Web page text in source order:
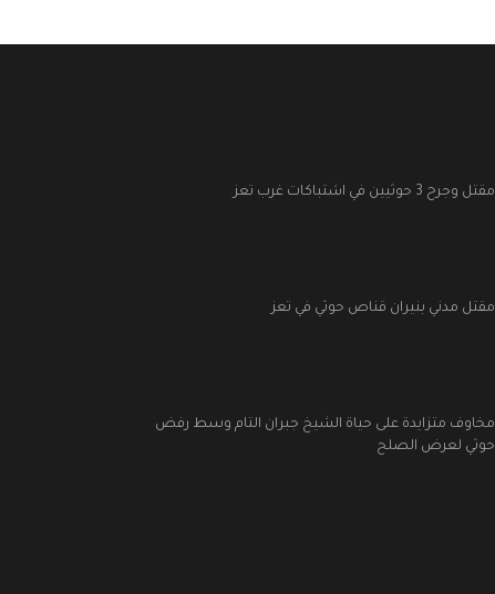
مقتل وجرح 3 حوثيين في اشتباكات غرب تعز
مقتل مدني بنيران قناص حوثي في تعز
مخاوف متزايدة على حياة الشيخ جبران التام وسط رفض
حوثي لعرض الصلح